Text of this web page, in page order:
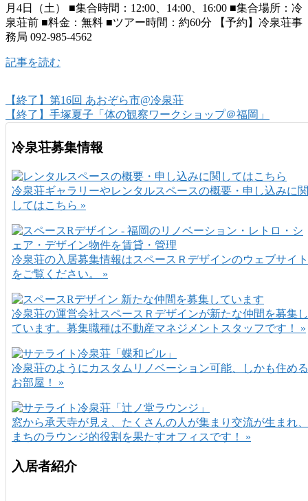
月4日（土） ■集合時間：12:00、14:00、16:00 ■集合場所：冷
泉荘前 ■料金：無料 ■ツアー時間：約60分 【予約】冷泉荘事
務局 092-985-4562
記事を読む
【終了】第16回 あおぞら市@冷泉荘
【終了】手塚夏子「体の観察ワークショップ＠福岡」
冷泉荘募集情報
冷泉荘ギャラリーやレンタルスペースの概要・申し込みに関
してはこちら »
冷泉荘の入居募集情報はスペースＲデザインのウェブサイト
をご覧ください。 »
冷泉荘の運営会社スペースＲデザインが新たな仲間を募集し
ています。募集職種は不動産マネジメントスタッフです！ »
冷泉荘のようにカスタムリノベーション可能、しかも住める
お部屋！ »
窓から承天寺が見え、たくさんの人が集まり交流が生まれ、
まちのラウンジ的役割を果たすオフィスです！ »
入居者紹介